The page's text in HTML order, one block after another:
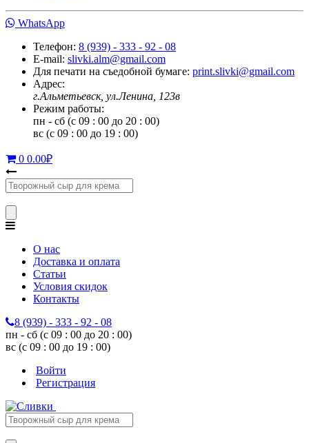
WhatsApp
Телефон: 8 (939) - 333 - 92 - 08
E-mail: slivki.alm@gmail.com
Для печати на съедобной бумаге: print.slivki@gmail.com
Адрес:
г.Альметьевск, ул.Ленина, 123в
Режим работы:
пн - сб (с 09 : 00 до 20 : 00)
вс (с 09 : 00 до 19 : 00)
0 0.00₽
О нас
Доставка и оплата
Статьи
Условия скидок
Контакты
8 (939) - 333 - 92 - 08
пн - сб (с 09 : 00 до 20 : 00)
вс (с 09 : 00 до 19 : 00)
Войти
Регистрация